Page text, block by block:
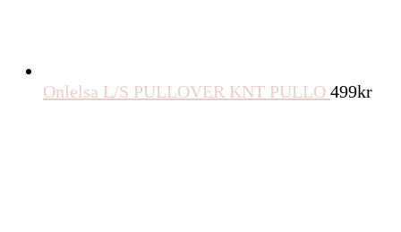
Onlelsa L/S PULLOVER KNT PULLO 499kr